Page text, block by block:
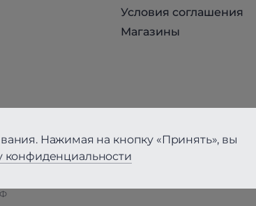
Условия соглашения
Магазины
Нажимая на кнопку «Принять», вы
конфиденциальности